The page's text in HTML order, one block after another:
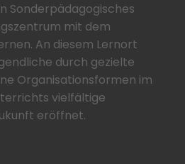
Sonderpädagogisches
mit dem
An diesem Lernort
durch gezielte
Organisationsformen im
vielfältige
eröffnet.